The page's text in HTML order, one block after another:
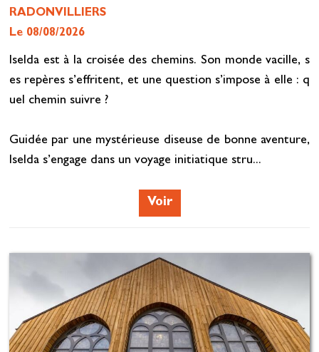
RADONVILLIERS
Le 08/08/2026
Iselda est à la croisée des chemins. Son monde vacille, s
es repères s’effritent, et une question s’impose à elle : q
uel chemin suivre ?
Guidée par une mystérieuse diseuse de bonne aventure,
Iselda s’engage dans un voyage initiatique stru...
Voir